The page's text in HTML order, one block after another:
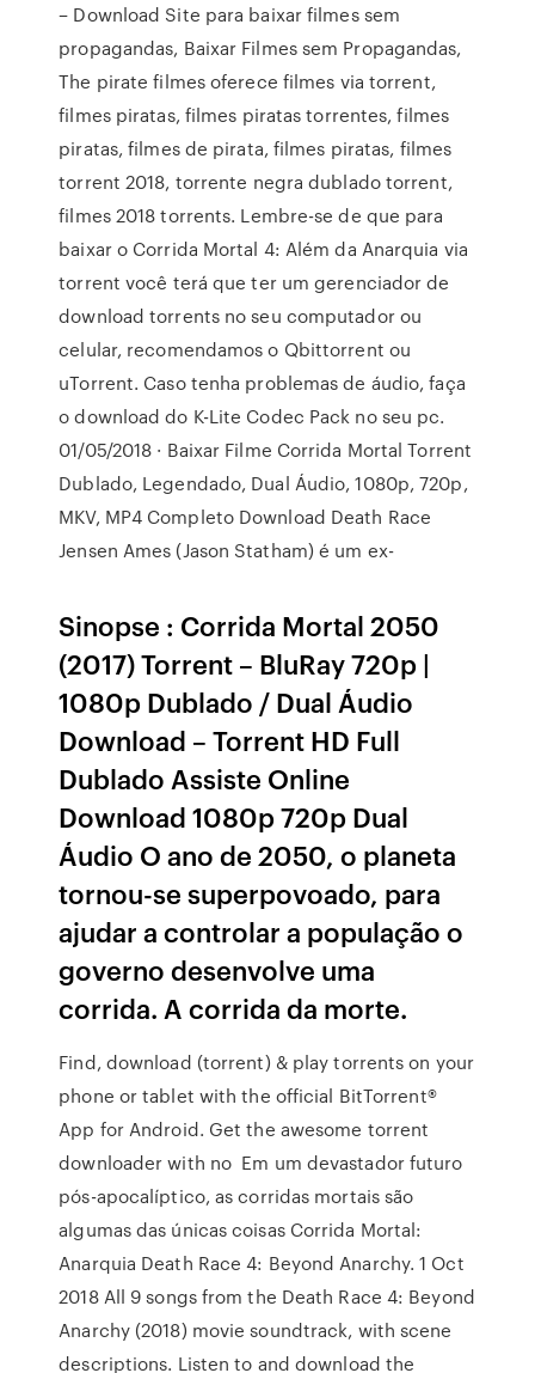
– Download Site para baixar filmes sem
propagandas, Baixar Filmes sem Propagandas,
The pirate filmes oferece filmes via torrent,
filmes piratas, filmes piratas torrentes, filmes
piratas, filmes de pirata, filmes piratas, filmes
torrent 2018, torrente negra dublado torrent,
filmes 2018 torrents. Lembre-se de que para
baixar o Corrida Mortal 4: Além da Anarquia via
torrent você terá que ter um gerenciador de
download torrents no seu computador ou
celular, recomendamos o Qbittorrent ou
uTorrent. Caso tenha problemas de áudio, faça
o download do K-Lite Codec Pack no seu pc.
01/05/2018 · Baixar Filme Corrida Mortal Torrent
Dublado, Legendado, Dual Áudio, 1080p, 720p,
MKV, MP4 Completo Download Death Race
Jensen Ames (Jason Statham) é um ex-
Sinopse : Corrida Mortal 2050
(2017) Torrent – BluRay 720p |
1080p Dublado / Dual Áudio
Download – Torrent HD Full
Dublado Assiste Online
Download 1080p 720p Dual
Áudio O ano de 2050, o planeta
tornou-se superpovoado, para
ajudar a controlar a população o
governo desenvolve uma
corrida. A corrida da morte.
Find, download (torrent) & play torrents on your
phone or tablet with the official BitTorrent®
App for Android. Get the awesome torrent
downloader with no Em um devastador futuro
pós-apocalíptico, as corridas mortais são
algumas das únicas coisas Corrida Mortal:
Anarquia Death Race 4: Beyond Anarchy. 1 Oct
2018 All 9 songs from the Death Race 4: Beyond
Anarchy (2018) movie soundtrack, with scene
descriptions. Listen to and download the